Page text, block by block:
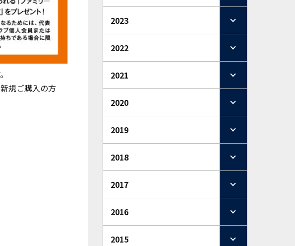
規ご購入の方
2023
2022
2021
2020
2019
2018
2017
2016
2015